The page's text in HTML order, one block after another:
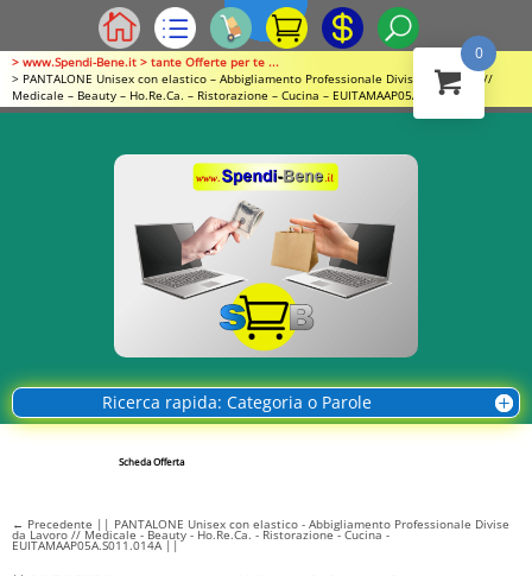
> www.Spendi-Bene.it > tante Offerte per te ...
> PANTALONE Unisex con elastico – Abbigliamento Professionale Divise da Lavoro //
Medicale – Beauty – Ho.Re.Ca. – Ristorazione – Cucina – EUITAMAAP05A.S011.015A
Ricerca rapida: Categoria o Parole
Scheda Offerta
← Precedente || PANTALONE Unisex con elastico - Abbigliamento Professionale Divise
da Lavoro // Medicale - Beauty - Ho.Re.Ca. - Ristorazione - Cucina -
EUITAMAAP05A.S011.014A ||
0